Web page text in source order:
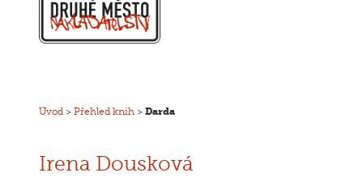
Úvod > Přehled knih > Darda
Irena Dousková